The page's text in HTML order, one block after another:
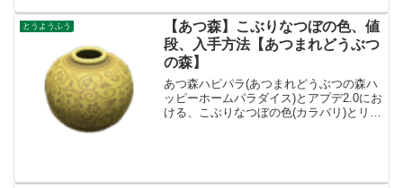
とうようふう
【あつ森】こぶりなつぼの色、値
段、入手方法【あつまれどうぶつ
の森】
あつ森ハピパラ(あつまれどうぶつの森ハ
ッピーホームパラダイス)とアプデ2.0にお
ける、こぶりなつぼの色(カラバリ)とリメ